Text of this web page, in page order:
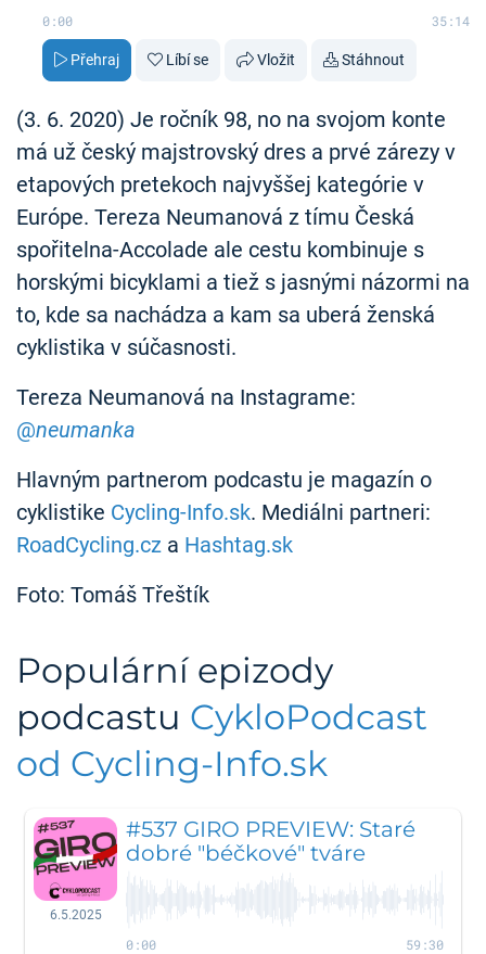
0:00 35:14
Přehraj Líbí se Vložit Stáhnout
(3. 6. 2020) Je ročník 98, no na svojom konte
má už český majstrovský dres a prvé zárezy v
etapových pretekoch najvyššej kategórie v
Európe. Tereza Neumanová z tímu Česká
spořitelna-Accolade ale cestu kombinuje s
horskými bicyklami a tiež s jasnými názormi na
to, kde sa nachádza a kam sa uberá ženská
cyklistika v súčasnosti.
Tereza Neumanová na Instagrame:
@neumanka
Hlavným partnerom podcastu je magazín o
cyklistike Cycling-Info.sk. Mediálni partneri:
RoadCycling.cz a Hashtag.sk
Foto: Tomáš Třeštík
Populární epizody
podcastu CykloPodcast
od Cycling-Info.sk
6.5.2025
#537 GIRO PREVIEW: Staré
dobré "béčkové" tváre
0:00 59:30